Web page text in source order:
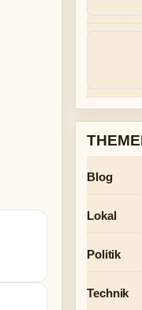
Blog
Lokal
Politik
Technik